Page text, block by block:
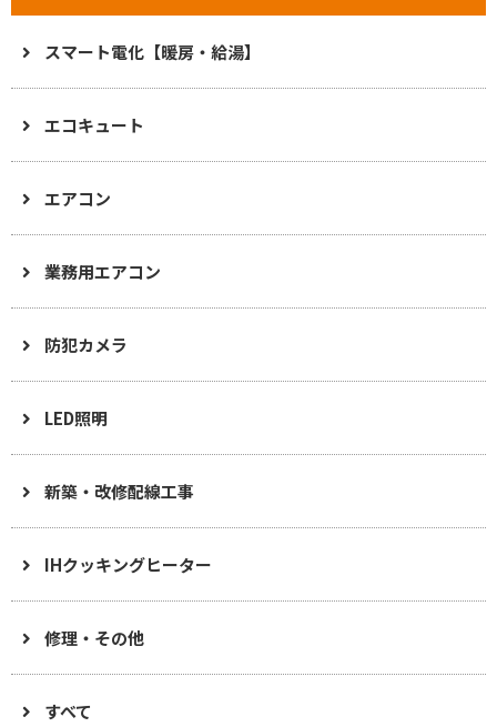
スマート電化【暖房・給湯】
エコキュート
エアコン
業務用エアコン
防犯カメラ
LED照明
新築・改修配線工事
IHクッキングヒーター
修理・その他
すべて